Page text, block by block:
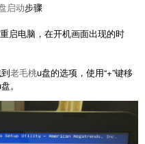
启动步骤
启电脑，在开机画面出现的时
老毛桃u盘的选项，使用“+”键移
。